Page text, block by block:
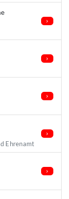
Ehrenamt